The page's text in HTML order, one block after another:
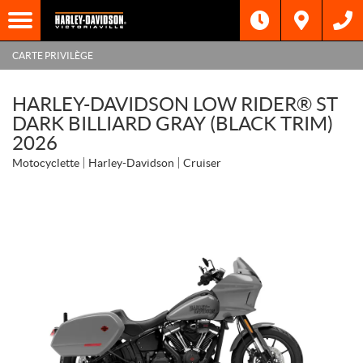
CARTE PRIVILÈGE
HARLEY-DAVIDSON LOW RIDER® ST
DARK BILLIARD GRAY (BLACK TRIM)
2026
Motocyclette Harley-Davidson Cruiser